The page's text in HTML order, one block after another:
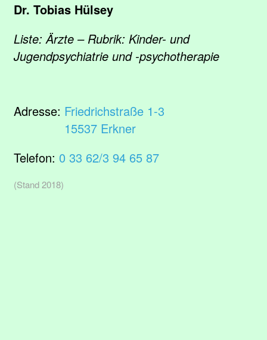
Dr. Tobias Hülsey
Liste: Ärzte – Rubrik: Kinder- und
Jugendpsychiatrie und -psychotherapie
Adresse: Friedrichstraße 1-3
15537 Erkner
Telefon: 0 33 62/3 94 65 87
(Stand 2018)